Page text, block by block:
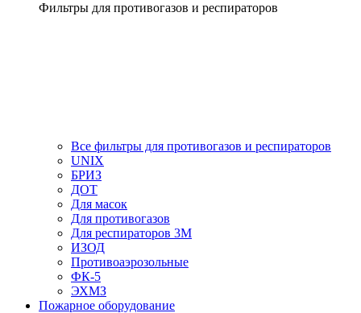
Фильтры для противогазов и респираторов
Все фильтры для противогазов и респираторов
UNIX
БРИЗ
ДОТ
Для масок
Для противогазов
Для респираторов 3М
ИЗОД
Противоаэрозольные
ФК-5
ЭХМЗ
Пожарное оборудование